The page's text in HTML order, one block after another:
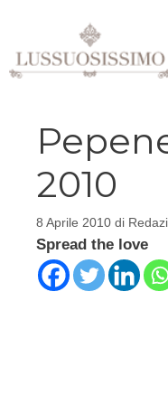
contenuto
2010
8 Aprile 2010 di
Spread the love